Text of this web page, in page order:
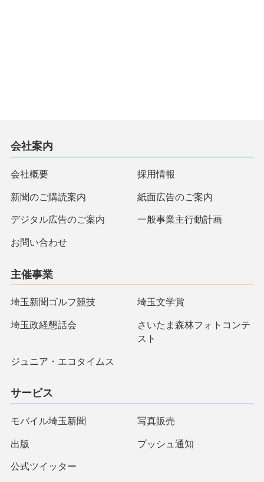
会社案内
会社概要 採用情報
新聞のご購読案内 紙面広告のご案内
デジタル広告のご案内 一般事業主行動計画
お問い合わせ
主催事業
埼玉新聞ゴルフ競技 埼玉文学賞
埼玉政経懇話会
さいたま森林フォトコンテ
スト
ジュニア・エコタイムス
サービス
モバイル埼玉新聞 写真販売
出版 プッシュ通知
公式ツイッター